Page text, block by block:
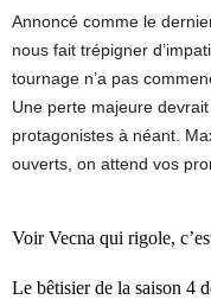
Annoncé comme le
nous fait trépigner
tournage n’a pas
Une perte majeure
protagonistes à néant.
ouverts, on attend vos
Voir Vecna qui rigole,
Le bêtisier de la saison 4